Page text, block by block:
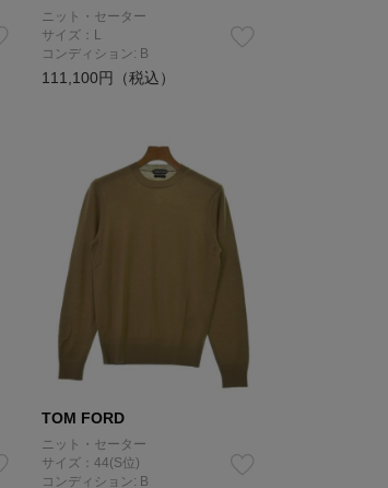
ニット・セーター
サイズ：L
コンディション: B
111,100円（税込）
TOM FORD
ニット・セーター
サイズ：44(S位)
コンディション: B